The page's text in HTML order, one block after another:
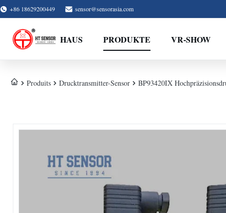
+86 18629200449 sensor@sensorasia.com
HAUS PRODUKTE VR-SHOW
Produits Drucktransmitter-Sensor BP93420IX